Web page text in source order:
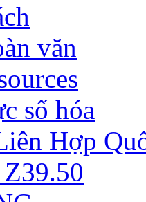
văn
số hóa
Hợp